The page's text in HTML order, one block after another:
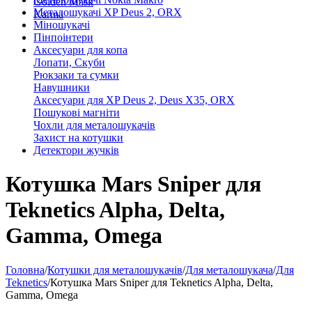
Karma
Металошукачі XP Deus 2, ORX
Міношукачі
Пінпоінтери
Аксесуари для копа
Лопати, Скуби
Рюкзаки та сумки
Навушники
Аксесуари для XP Deus 2, Deus X35, ORX
Пошукові магніти
Чохли для металошукачів
Захист на котушки
Детектори жучків
Котушка Mars Sniper для
Teknetics Alpha, Delta,
Gamma, Omega
Головна/Котушки для металошукачів/Для металошукача/Для
Teknetics/Котушка Mars Sniper для Teknetics Alpha, Delta,
Gamma, Omega